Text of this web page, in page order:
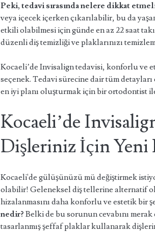
Peki, tedavi sırasında nelere dikkat
veya içecek içerken çıkarılabilir, bu da
etkili olabilmesi için günde en az 22 saat
düzenli diş temizliği ve plaklarınızı
Kocaeli’de Invisalign tedavisi, konforlu ve
seçenek. Tedavi sürecine dair tüm
en iyi planı oluşturmak için bir ortodontist
Kocaeli’de
Dişleriniz İçin Yeni
Kocaeli'de gülüşünüzü mü değiştirmek
olabilir! Geleneksel diş tellerine alternatif
hizalanmasını daha konforlu ve estetik bir
nedir? Belki de bu sorunun cevabını
tasarlanmış şeffaf plaklar kullanarak